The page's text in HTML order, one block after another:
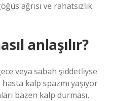
ağrısı ve rahatsızlık
anlaşılır?
veya sabah şiddetliyse
kalp spazmı yaşıyor
bazen kalp durması,